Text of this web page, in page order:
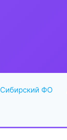
Сибирский ФО